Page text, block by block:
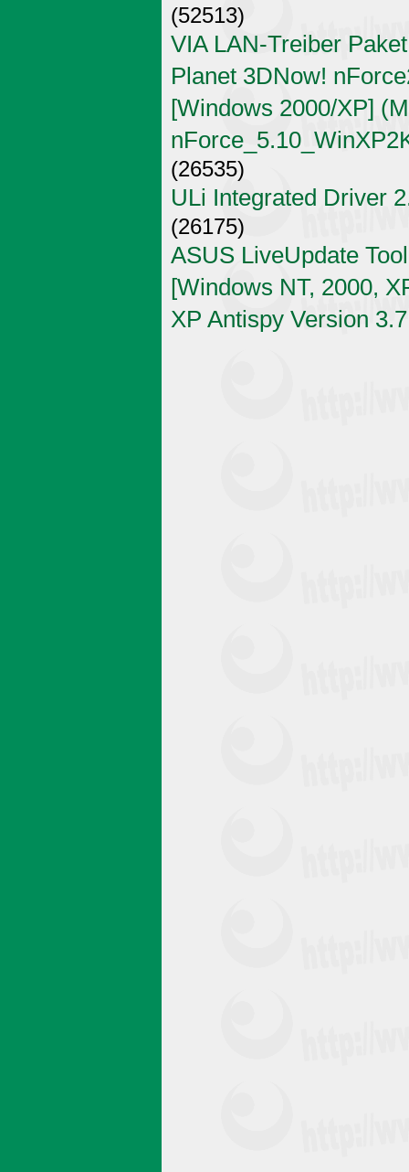
(52513)
VIA LAN-Treiber
Planet 3DNow!
[Windows 2000/XP]
(26535)
ULi Integrated Driver
(26175)
ASUS LiveUpdate
[Windows NT, 2000,
XP Antispy Version